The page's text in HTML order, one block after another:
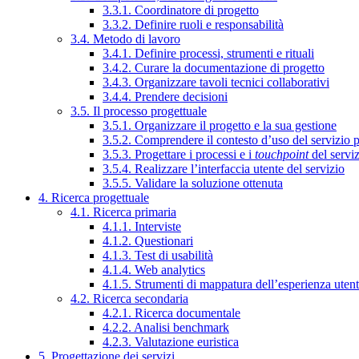
3.3.1. Coordinatore di progetto
3.3.2. Definire ruoli e responsabilità
3.4. Metodo di lavoro
3.4.1. Definire processi, strumenti e rituali
3.4.2. Curare la documentazione di progetto
3.4.3. Organizzare tavoli tecnici collaborativi
3.4.4. Prendere decisioni
3.5. Il processo progettuale
3.5.1. Organizzare il progetto e la sua gestione
3.5.2. Comprendere il contesto d’uso del servizio
3.5.3. Progettare i processi e i touchpointdel
3.5.4. Realizzare l’interfaccia utente del servizio
3.5.5. Validare la soluzione ottenuta
4. Ricerca progettuale
4.1. Ricerca primaria
4.1.1. Interviste
4.1.2. Questionari
4.1.3. Test di usabilità
4.1.4. Web analytics
4.1.5. Strumenti di mappatura dell’esperienza
4.2. Ricerca secondaria
4.2.1. Ricerca documentale
4.2.2. Analisi benchmark
4.2.3. Valutazione euristica
5. Progettazione dei servizi